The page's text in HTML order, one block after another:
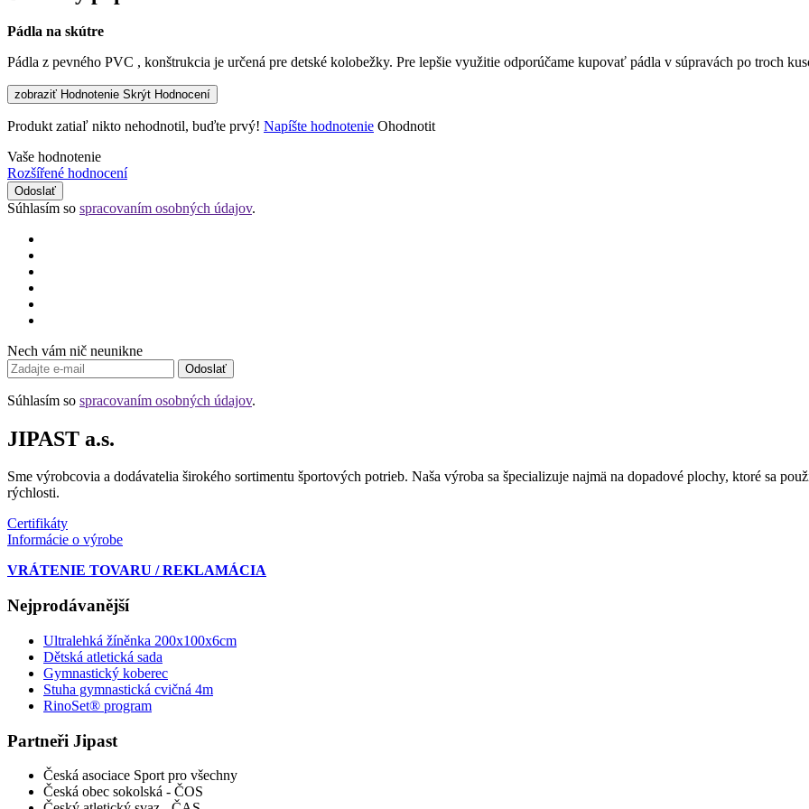
Pádla na skútre
Pádla z pevného PVC , konštrukcia je určená pre detské kolobežky. Pre lepšie využitie odporúčame kupovať pádla v súpravách po troch
zobraziť Hodnotenie Skrýt Hodnocení
Produkt zatiaľ nikto nehodnotil, buďte prvý! Napíšte hodnotenie Ohodnotit
Vaše hodnotenie
Rozšířené hodnocení
Odoslať
Súhlasím so spracovaním osobných údajov.
Nech vám nič neunikne
Odoslať
Súhlasím so spracovaním osobných údajov.
JIPAST a.s.
Sme výrobcovia a dodávatelia širokého sortimentu športových potrieb. Naša výroba sa špecializuje najmä na dopadové plochy, ktoré sa
rýchlosti.
Certifikáty
Informácie o výrobe
VRÁTENIE TOVARU / REKLAMÁCIA
Nejprodávanější
Ultralehká žíněnka 200x100x6cm
Dětská atletická sada
Gymnastický koberec
Stuha gymnastická cvičná 4m
RinoSet® program
Partneři Jipast
Česká asociace Sport pro všechny
Česká obec sokolská - ČOS